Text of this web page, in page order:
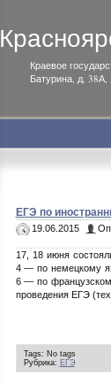
Краевое
Батурина, д.
ЕГЭ по
19.06.2015
17, 18 июня
4 — по немецкому
6 — по
проведения ЕГЭ
Tags: No tags
Рубрика: ЕГЭ